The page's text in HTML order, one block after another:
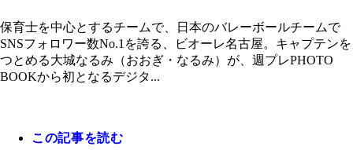
保育士を中心とするチームで、日本のバレーボールチームで
SNSフォロワー数No.1を誇る、ビオーレ名古屋。キャプテンを
つとめる大城なるみ（おおぎ・なるみ）が、週プレPHOTO
BOOKから初となるデジタ...
この記事を読む